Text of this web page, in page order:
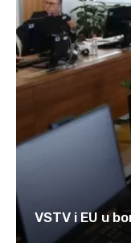
VSTV i EU u